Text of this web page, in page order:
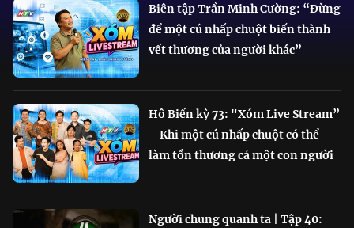
Biên tập Trần Minh Cường: “Đừng
để một cú nhấp chuột biến thành
vết thương của người khác”
Hô Biến kỳ 73: "Xóm Live Stream”
– Khi một cú nhấp chuột có thể
làm tổn thương cả một con người
Người chung quanh ta | Tập 40: